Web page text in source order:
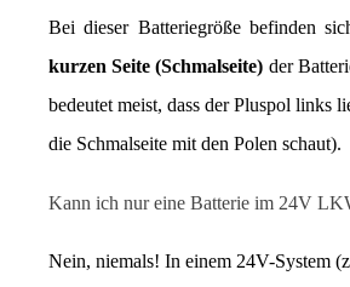
kurzen Seite (Schmalseite) der
bedeutet meist, dass der Pluspol links
die Schmalseite mit den Polen schaut).
Kann ich nur eine Batterie im 24V
Nein, niemals! In einem 24V-System